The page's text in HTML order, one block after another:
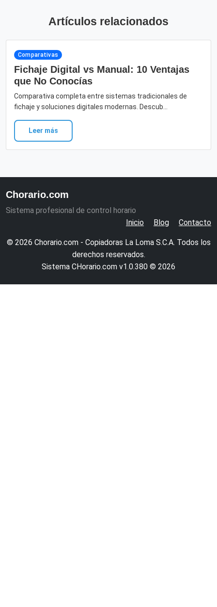
Artículos relacionados
Comparativas
Fichaje Digital vs Manual: 10 Ventajas
que No Conocías
Comparativa completa entre sistemas tradicionales de
fichaje y soluciones digitales modernas. Descub...
Leer más
Chorario.com
Sistema profesional de control horario
Inicio
Blog Contacto
© 2026 Chorario.com - Copiadoras La Loma S.C.A. Todos los
derechos reservados.
Sistema CHorario.com v1.0.380 © 2026